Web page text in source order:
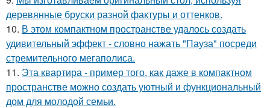
деревянные бруски разной фактуры и оттенков.
10. В этом компактном пространстве удалось создать
удивительный эффект - словно нажать "Пауза" посреди
стремительного мегаполиса.
11. Эта квартира - пример того, как даже в компактном
пространстве можно создать уютный и функциональный
дом для молодой семьи.